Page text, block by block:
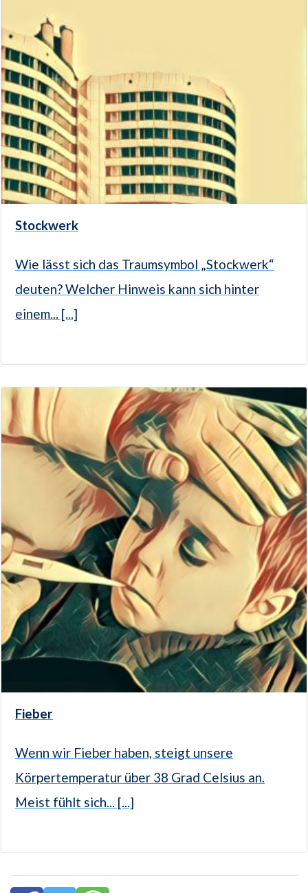
Stockwerk
Wie lässt sich das Traumsymbol „Stockwerk“
deuten? Welcher Hinweis kann sich hinter
einem... [...]
Fieber
Wenn wir Fieber haben, steigt unsere
Körpertemperatur über 38 Grad Celsius an.
Meist fühlt sich... [...]